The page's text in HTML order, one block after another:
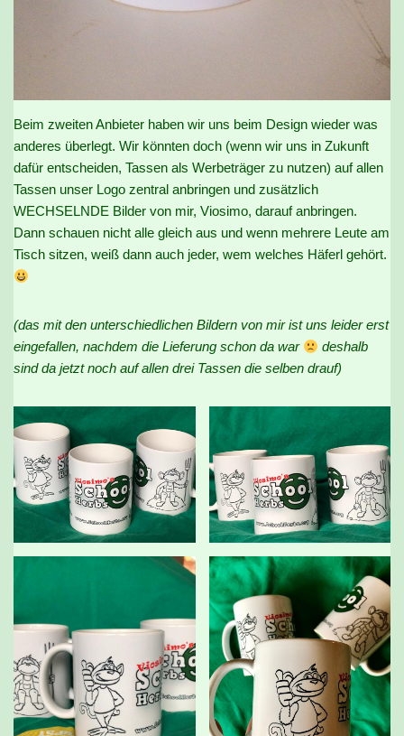
Beim zweiten Anbieter haben wir uns beim Design wieder was
anderes überlegt. Wir könnten doch (wenn wir uns in Zukunft
dafür entscheiden, Tassen als Werbeträger zu nutzen) auf allen
Tassen unser Logo zentral anbringen und zusätzlich
WECHSELNDE Bilder von mir, Viosimo, darauf anbringen.
Dann schauen nicht alle gleich aus und wenn mehrere Leute am
Tisch sitzen, weiß dann auch jeder, wem welches Häferl gehört.
(das mit den unterschiedlichen Bildern von mir ist uns leider erst
eingefallen, nachdem die Lieferung schon da war
deshalb
sind da jetzt noch auf allen drei Tassen die selben drauf)